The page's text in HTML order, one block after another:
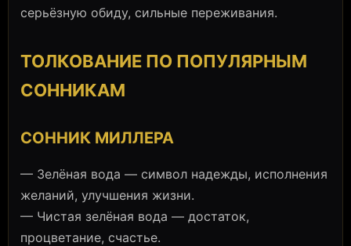
серьёзную обиду, сильные переживания.
ТОЛКОВАНИЕ ПО ПОПУЛЯРНЫМ
СОННИКАМ
СОННИК МИЛЛЕРА
— Зелёная вода — символ надежды, исполнения
желаний, улучшения жизни.
— Чистая зелёная вода — достаток,
процветание, счастье.